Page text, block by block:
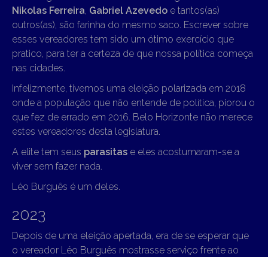
Nikolas Ferreira, Gabriel Azevedo e tantos(as)
outros(as), são farinha do mesmo saco. Escrever sobre
esses vereadores tem sido um ótimo exercício que
pratico, para ter a certeza de que nossa política começa
nas cidades.
Infelizmente, tivemos uma eleição polarizada em 2018
onde a população que não entende de política, piorou o
que fez de errado em 2016. Belo Horizonte não merece
estes vereadores desta legislatura.
A elite tem seus parasitas e eles acostumaram-se a
viver sem fazer nada.
Léo Burguês é um deles.
2023
Depois de uma eleição apertada, era de se esperar que
o vereador Léo Burguês mostrasse serviço frente ao